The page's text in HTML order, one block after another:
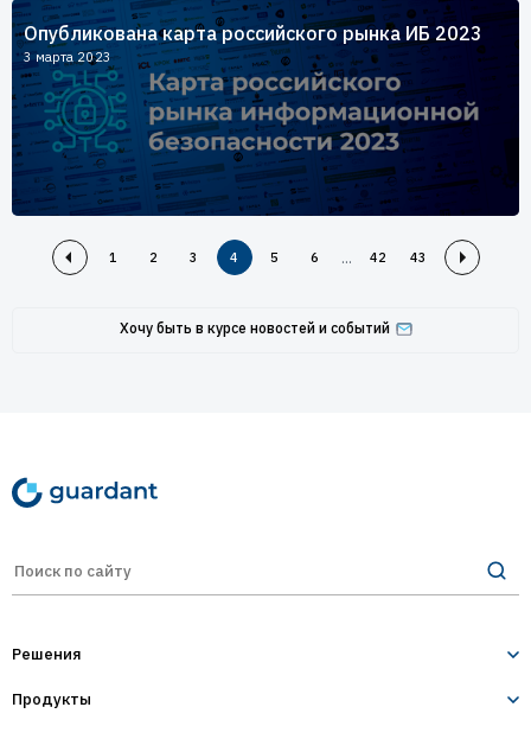
Опубликована карта российского рынка ИБ 2023
3 марта 2023
1 2 3 4 5 6 ... 42 43
Хочу быть в курсе новостей и событий
Решения
Лицензирование и защита ПО
Продукты